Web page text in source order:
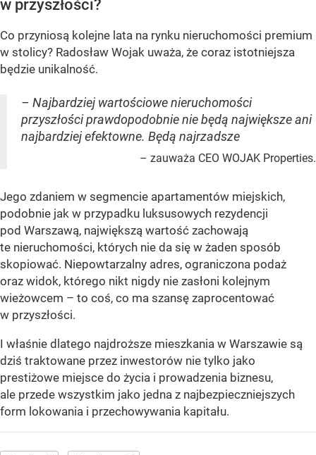
w przyszłości?
Co przyniosą kolejne lata na rynku nieruchomości premium
w stolicy? Radosław Wojak uważa, że coraz istotniejsza
będzie unikalność.
– Najbardziej wartościowe nieruchomości
przyszłości prawdopodobnie nie będą największe ani
najbardziej efektowne. Będą najrzadsze
– zauważa CEO WOJAK Properties.
Jego zdaniem w segmencie apartamentów miejskich,
podobnie jak w przypadku luksusowych rezydencji
pod Warszawą, największą wartość zachowają
te nieruchomości, których nie da się w żaden sposób
skopiować. Niepowtarzalny adres, ograniczona podaż
oraz widok, którego nikt nigdy nie zasłoni kolejnym
wieżowcem – to coś, co ma szansę zaprocentować
w przyszłości.
I właśnie dlatego najdroższe mieszkania w Warszawie są
dziś traktowane przez inwestorów nie tylko jako
prestiżowe miejsce do życia i prowadzenia biznesu,
ale przede wszystkim jako jedna z najbezpieczniejszych
form lokowania i przechowywania kapitału.